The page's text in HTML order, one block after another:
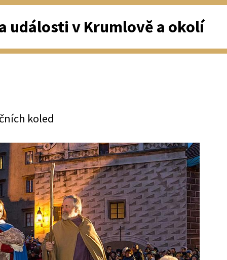
události v Krumlově a okolí
koled